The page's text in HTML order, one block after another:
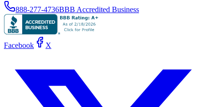
888-277-4736BBB Accredited Business
Facebook X